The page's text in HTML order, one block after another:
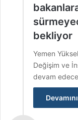
bekliyor
Yemen
Değişim ve
devam